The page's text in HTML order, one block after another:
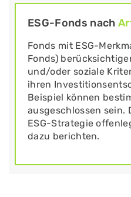
ESG-Fonds nach
Fonds mit ESG-
Fonds)
und/oder soziale
ihren
Beispiel können
ausgeschlossen sein.
ESG-Strategie
dazu berichten.